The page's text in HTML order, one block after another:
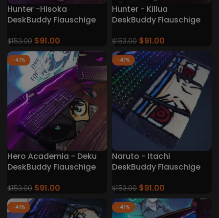
Hunter -Hisoka
DeskBuddy Flauschige
$153.00 $91.00
Hunter - Killua
DeskBuddy Flauschige
$153.00 $91.00
-41%
Hero Academia - Deku
DeskBuddy Flauschige
$153.00 $91.00
-41%
Naruto - Itachi
DeskBuddy Flauschige
$153.00 $91.00
-41% -41%